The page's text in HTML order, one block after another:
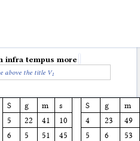
infra tempus more
above the title V1
S g m s S g
m
5 22 41 10 4 23
49
6 5 51 45 5 6
53